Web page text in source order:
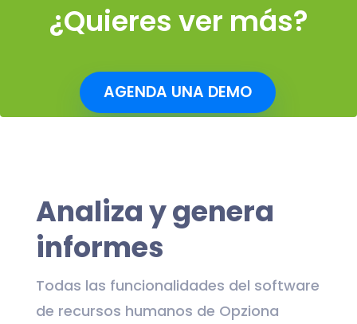
¿Quieres ver más?
AGENDA UNA DEMO
Analiza y genera
informes
Todas las funcionalidades del software
de recursos humanos de Opziona